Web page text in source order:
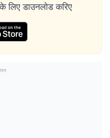
डाउनलोड करिए